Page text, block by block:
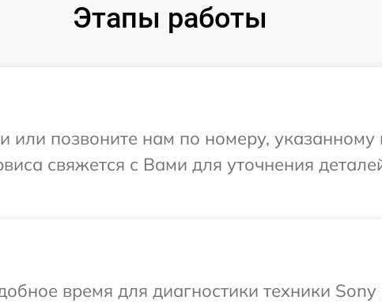
Этапы работы
или позвоните нам по номеру, указанному
свяжется с Вами для уточнения
время для диагностики техники